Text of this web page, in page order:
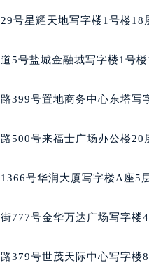
东城街道鸿福东路1号民盈
崇川区工农路57号圆融广
江汉区解放大道686号世界
蜀山区潜山路111号万象城
南区山东路6号华润大厦B
朝阳区西安大路727号中银
盘龙区北京路928号同德昆
号星耀天地写字楼1号楼18
5号盐城金融城写字楼1号
399号置地商务中心东塔写
500号来福士广场办公楼20
号华润大厦写字楼A座5
777号金华万达广场写字楼
379号世茂天际中心写字楼